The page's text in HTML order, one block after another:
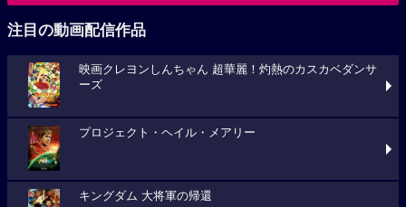
注目の動画配信作品
映画クレヨンしんちゃん 超華麗！灼熱のカスカベダンサ
ーズ
プロジェクト・ヘイル・メアリー
キングダム 大将軍の帰還